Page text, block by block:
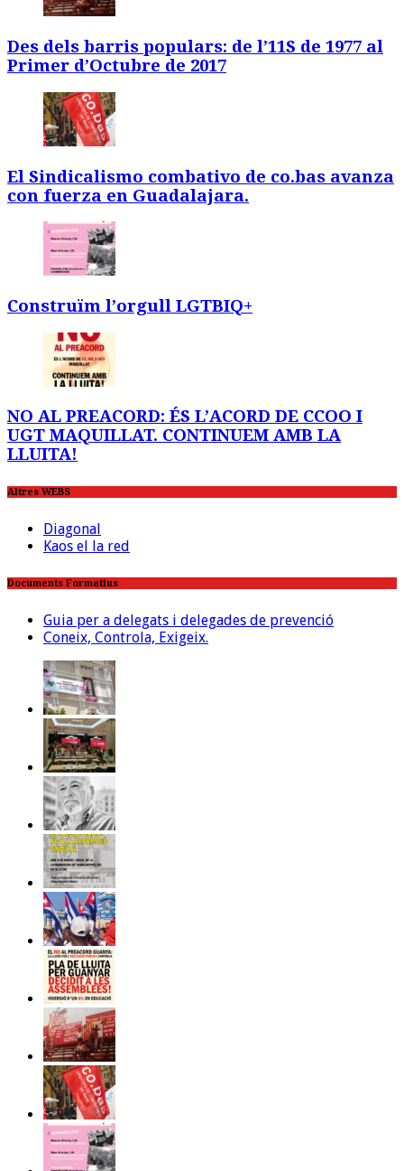
Des dels barris populars: de l’11S de 1977 al
Primer d’Octubre de 2017
El Sindicalismo combativo de co.bas avanza
con fuerza en Guadalajara.
Construïm l’orgull LGTBIQ+
NO AL PREACORD: ÉS L’ACORD DE CCOO I
UGT MAQUILLAT. CONTINUEM AMB LA
LLUITA!
Altres WEBS
Diagonal
Kaos el la red
Documents Formatius
Guia per a delegats i delegades de prevenció
Coneix, Controla, Exigeix.